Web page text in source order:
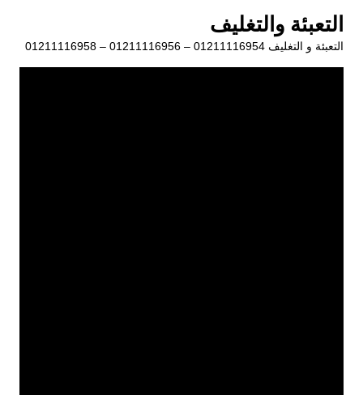
المحتوى
التعبئة والتغليف
التعبئة و التغليف 01211116954 – 01211116956 – 01211116958